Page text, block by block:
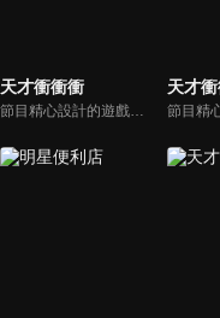
天才衝衝衝
節目精心設計的遊戲內容，包括深受觀眾喜愛並且火紅於各大專院校的【TEMPO系列】，考驗藝人用肢體表達能力以及聯想能力的【你是WORD演】、【會演是英雄】，考驗英文程度的【EAR傳耳ABC】，超簡單、超爆笑的【看你怎麼說】，以及考驗藝人反應、機智以及隊友默契的【不可能的默契】等單元，逗趣又爆笑！
天才